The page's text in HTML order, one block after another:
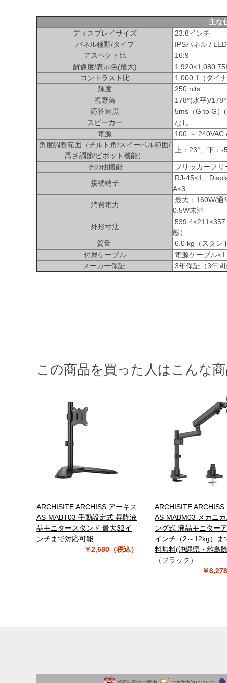
主な
ディスプレイサイズ
23.8インチ
パネル種類/タイプ
IPSパネル /
アスペクト比
16:9
解像度/表示色(最大)
1,920×1,080
コントラスト比
1,000:1（ダイ
輝度
250 nits
視野角
178°(水平)/
応答速度
5ms（G to G
スピーカー
なし
電源
100 ～ 240VAC
角度調整範囲（チルト角/スイーベル範囲/
高さ調節/ピボット機能）
上：23°、下：
その他機能
フリッカーフ
接続端子
RJ-45×1、
A×3
消費電力
最大：160W/通
0.5W未満
外形寸法
態）
質量
6.0 kg（スタン
付属ケーブル
電源ケーブル
メーカー保証
3年保証（3年
この商品を買った人はこんな
ARCHISITE ARCHISS アーキス
AS-MABT03 手動設定式 昇降液
晶モニタースタンド 最大32イ
ンチまで対応可能
￥2,680（税込）
ARCHISITE ARCHISS
AS-MABM03 メカニ
ング式 液晶モニター
インチ（2～12kg）ま
料無料(沖縄県・離島
（ブラック）
￥